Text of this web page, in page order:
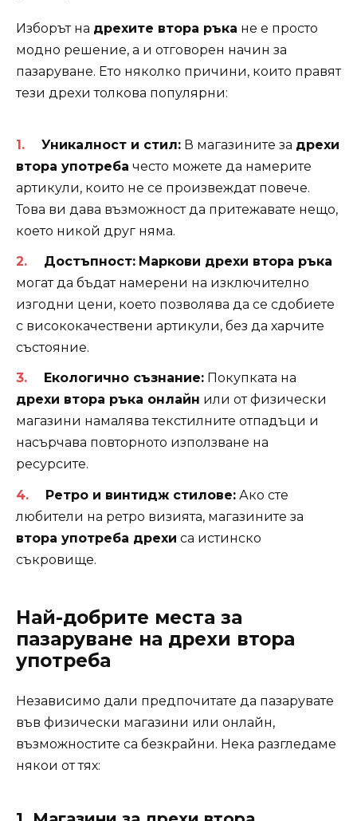
Изборът на дрехите втора ръка не е просто
модно решение, а и отговорен начин за
пазаруване. Ето няколко причини, които правят
тези дрехи толкова популярни:
Уникалност и стил:В магазините за дрехи
втора употреба често можете да намерите
артикули, които не се произвеждат повече.
Това ви дава възможност да притежавате нещо,
което никой друг няма.
Достъпност: Маркови дрехи втора ръка
могат да бъдат намерени на изключително
изгодни цени, което позволява да се сдобиете
с висококачествени артикули, без да харчите
състояние.
Екологично съзнание:Покупката на
дрехи втора ръка онлайн или от физически
магазини намалява текстилните отпадъци и
насърчава повторното използване на
ресурсите.
Ретро и винтидж стилове:Ако сте
любители на ретро визията, магазините за
втора употреба дрехи са истинско
съкровище.
Най-добрите места за
пазаруване на дрехи втора
употреба
Независимо дали предпочитате да пазарувате
във физически магазини или онлайн,
възможностите са безкрайни. Нека разгледаме
някои от тях: